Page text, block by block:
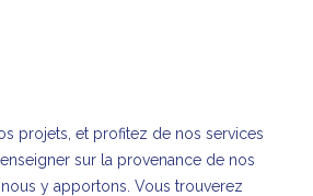
projets, et profitez de nos services
sur la provenance de nos
y apportons. Vous trouverez